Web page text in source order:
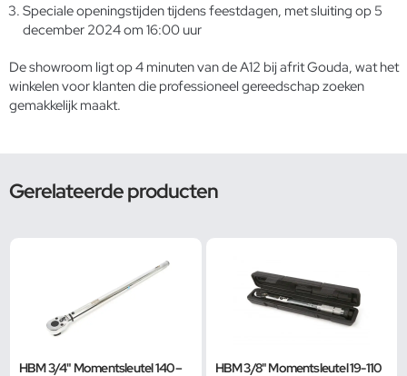
Speciale openingstijden tijdens feestdagen, met sluiting op 5
december 2024 om 16:00 uur
De showroom ligt op 4 minuten van de A12 bij afrit Gouda, wat het
winkelen voor klanten die professioneel gereedschap zoeken
gemakkelijk maakt.
Gerelateerde producten
HBM 3/4" Momentsleutel 140 –
HBM 3/8" Momentsleutel 19-110